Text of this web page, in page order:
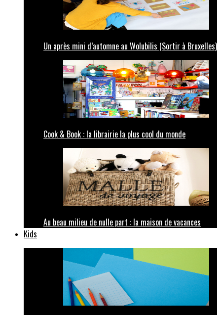
Un après mini d’automne au Wolubilis (Sortir à Bruxelles)
Cook & Book : la librairie la plus cool du monde
Au beau milieu de nulle part : la maison de vacances
Kids